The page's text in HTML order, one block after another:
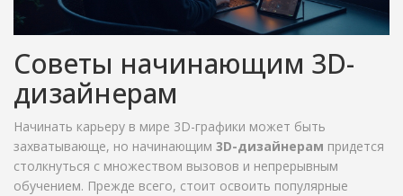
Советы начинающим 3D-
дизайнерам
Начинать карьеру в мире 3D-графики может быть
захватывающе, но начинающим 3D-дизайнерам придется
столкнуться с множеством вызовов и непрерывным
обучением. Прежде всего, стоит освоить популярные